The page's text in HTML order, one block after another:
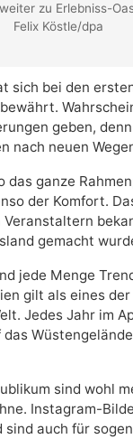
zu Erlebniss-
Felix Köstle/dpa
sich bei den
geben,
nach neuen
das ganze
der Komfort.
Veranstaltern
gemacht
jede Menge
gilt als eines
Jedes Jahr im
sind wohl
Instagram-
sind auch für